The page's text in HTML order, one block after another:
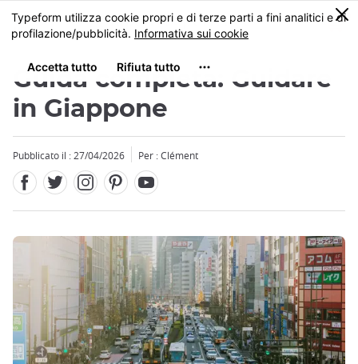
Skip
to
content
MENU
0
Guida completa: Guidare
in Giappone
Pubblicato il : 27/04/2026 Per : Clément
Close